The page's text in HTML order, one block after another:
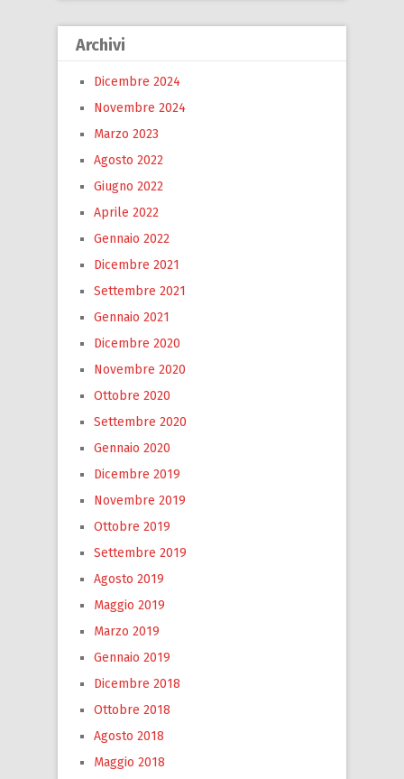
Archivi
Dicembre 2024
Novembre 2024
Marzo 2023
Agosto 2022
Giugno 2022
Aprile 2022
Gennaio 2022
Dicembre 2021
Settembre 2021
Gennaio 2021
Dicembre 2020
Novembre 2020
Ottobre 2020
Settembre 2020
Gennaio 2020
Dicembre 2019
Novembre 2019
Ottobre 2019
Settembre 2019
Agosto 2019
Maggio 2019
Marzo 2019
Gennaio 2019
Dicembre 2018
Ottobre 2018
Agosto 2018
Maggio 2018